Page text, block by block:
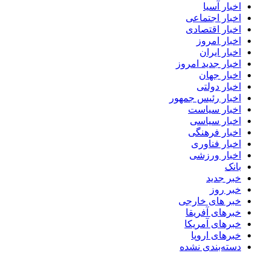
اخبار آسیا
اخبار اجتماعی
اخبار اقتصادی
اخبار امروز
اخبار ایران
اخبار جدید امروز
اخبار جهان
اخبار دولتی
اخبار رئیس جمهور
اخبار سیاست
اخبار سیاسی
اخبار فرهنگی
اخبار فناوری
اخبار ورزشی
بانک
خبر جدید
خبر روز
خبر های خارجی
خبرهای آفریقا
خبرهای آمریکا
خبرهای اروپا
دسته‌بندی نشده